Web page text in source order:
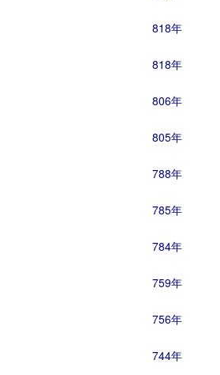
818年
818年
806年
805年
788年
785年
784年
759年
756年
744年